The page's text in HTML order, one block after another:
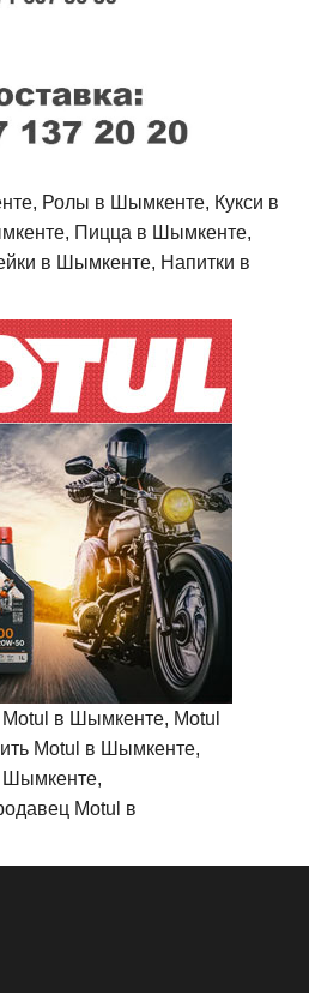
Ролы в Шымкенте, Кукси в
Пицца в Шымкенте,
в Шымкенте, Напитки в
в Шымкенте, Motul
Motul в Шымкенте,
Шымкенте,
Motul в